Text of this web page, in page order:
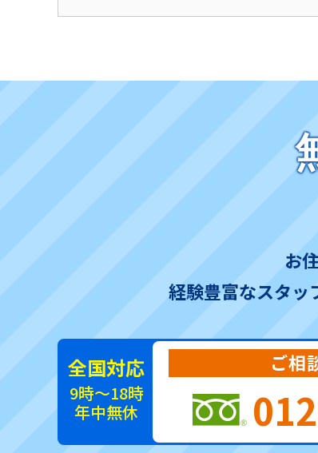
お
経験豊富なスタッ
全国対応
9時～18時
年中無休
ご相